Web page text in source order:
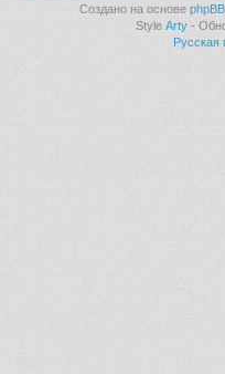
Создано на основе phpBB
Style Arty-
Русская